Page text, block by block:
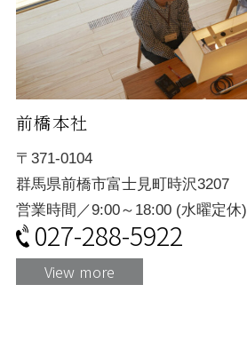
前橋本社
〒371-0104
群馬県前橋市富士見町時沢3207
営業時間／9:00～18:00 (水曜定休)
027-288-5922
View more